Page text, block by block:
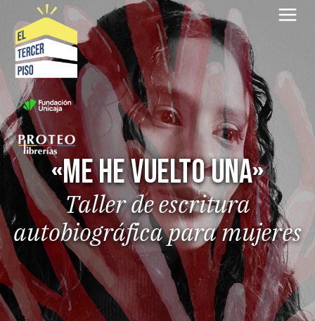
contenido
«Me he vuelto una»
Taller de escritura
autobiográfica para mujeres